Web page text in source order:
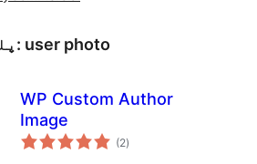
پلگ ان ٹیگ: user photo
WP Custom Author
Image
(2مجموعی
درجہ
)